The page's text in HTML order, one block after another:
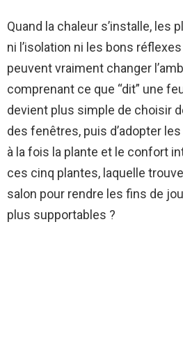
Quand la chaleur s’installe, les
ni l’isolation ni les bons
peuvent vraiment changer
comprenant ce que “dit” une
devient plus simple de choisir
des fenêtres, puis d’adopter
à la fois la plante et le confort
ces cinq plantes, laquelle
salon pour rendre les fins de
plus supportables ?